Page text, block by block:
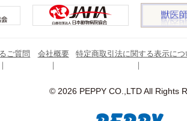
ご質問 会社概要 特定商取引法に関する表示につ
© 2026 PEPPY CO.,LTD All Rights